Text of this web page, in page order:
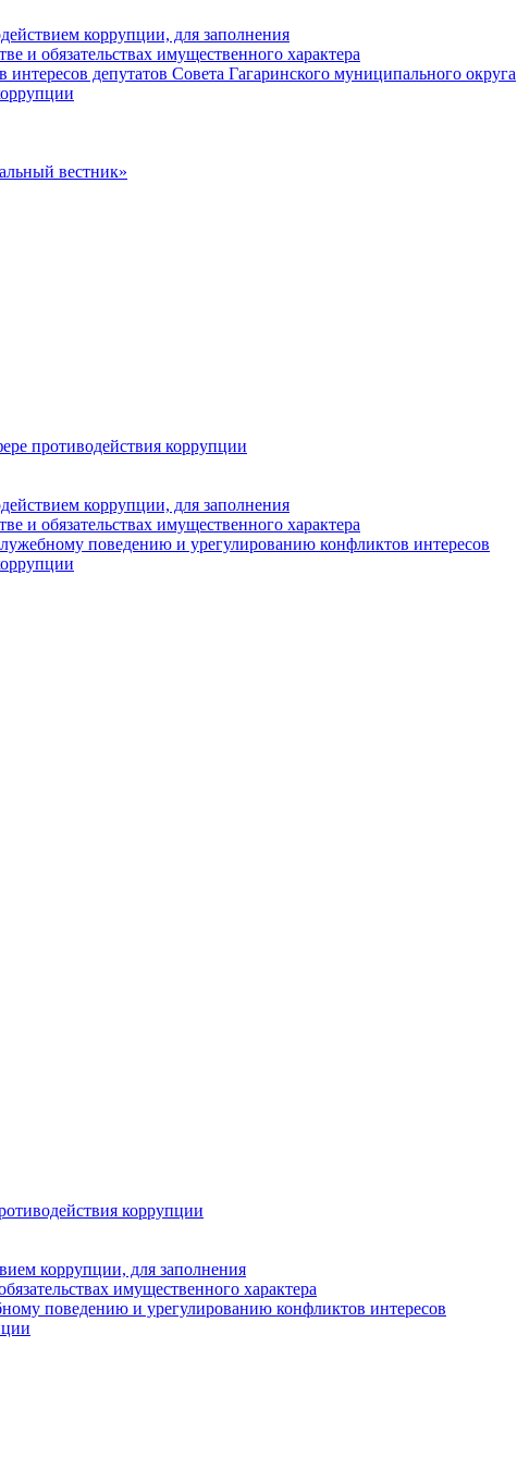
коррупции, для заполнения
и обязательствах имущественного характера
депутатов Совета Гагаринского муниципального округа
вестник»
противодействия коррупции
коррупции, для заполнения
и обязательствах имущественного характера
поведению и урегулированию конфликтов интересов
коррупции
коррупции, для заполнения
имущественного характера
поведению и урегулированию конфликтов интересов